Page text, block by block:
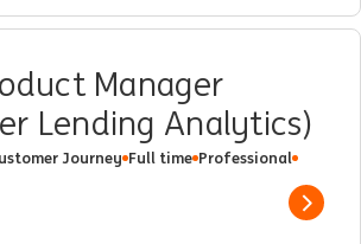
Manager
Lending Analytics)
Journey Full time Professional
Show